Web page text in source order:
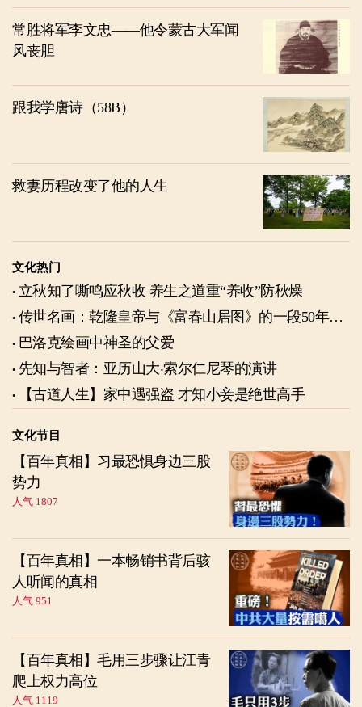
常胜将军李文忠——他令蒙古大军闻
风丧胆
跟我学唐诗（58B）
救妻历程改变了他的人生
文化热门
立秋知了嘶鸣应秋收 养生之道重“养收”防秋燥
传世名画：乾隆皇帝与《富春山居图》的一段50年奇
缘巴洛克绘画中神圣的父爱
先知与智者：亚历山大‧索尔仁尼琴的演讲
【古道人生】家中遇强盗 才知小妾是绝世高手
文化节目
【百年真相】习最恐惧身边三股
势力
人气 1807
【百年真相】一本畅销书背后骇
人听闻的真相
人气 951
【百年真相】毛用三步骤让江青
爬上权力高位
人气 1119